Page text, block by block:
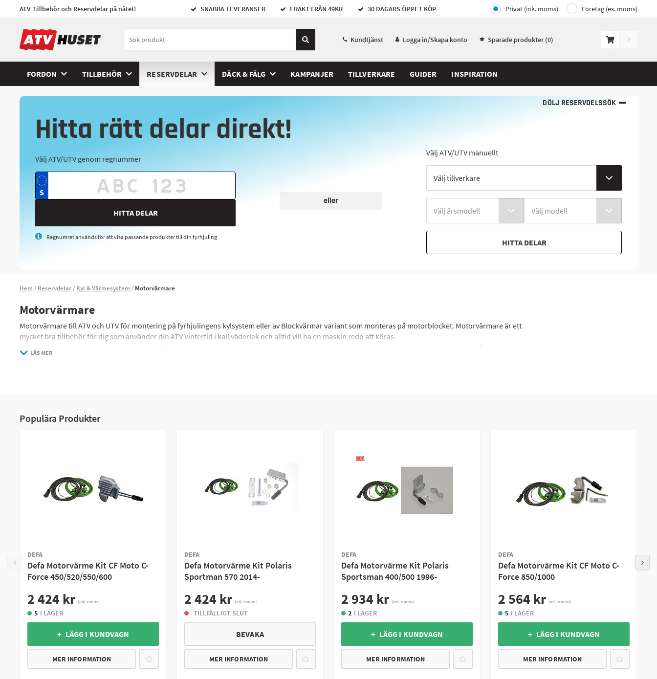
ATV Tillbehör och Reservdelar på nätet! SNABBA LEVERANSER FRAKT FRÅN 49KR 30 DAGARS ÖPPET KÖP Privat (ink. moms) Företag (ex. moms)
Kundtjänst Logga in/Skapa konto Sparade produkter (0)
FORDON TILLBEHÖR RESERVDELAR DÄCK & FÄLG KAMPANJER TILLVERKARE GUIDER INSPIRATION
DÖLJ RESERVDELSSÖK
Hitta rätt delar direkt!
Välj ATV/UTV genom regnummer
HITTA DELAR
Regnumret används för att visa passande produkter till din fyrhjuling
eller
Välj ATV/UTV manuellt
HITTA DELAR
Hem Reservdelar Kyl & Värmesystem Motorvärmare
Motorvärmare
Motorvärmare till ATV och UTV för montering på fyrhjulingens kylsystem eller av Blockvärmar variant som monteras på motorblocket. Motorvärmare är ett
mycket bra tillbehör för dig som använder din ATV Vintertid i kall väderlek och alltid vill ha en maskin redo att köras.
som värmer upp motoroljan och motorblocket. En motorvärmare monterad på en fyrhjuling som används i kall väderlek gör att maskinen får hjälp att komma
Anslutningssatserna till motorvärmarna har en snabbkontakt som du monterar på din ATV eller UTV och enkelt ansluter eller kopplar ifrån fordonet från
En Blockvärmare är en motorvärmare som monteras på din fyrhjulings motorblock, blockvärmaren är modellanpassad och byggd i en form för att passa på din
motor perfekt. Motorvärmen värmer sedan motorn utifrån vilket gör att motoroljan och motorblocket värms upp. Blockvärmare är mycket enkla att montera och
inga större ingrepp behövs i fordonet för att komma ingång.
Kylvattenvärmare
En motorvärmare som värmer kylarvattnet på din ATV monteras på en av din maskins kylarslangar och värmer upp kylarvattnet så att maskinen har rätt
LÄS MER
Populära Produkter
DEFA
Defa Motorvärme Kit CF Moto C-
Force 450/520/550/600
2 424 kr (ink. moms)
5 I LAGER
+ LÄGG I KUNDVAGN
MER INFORMATION
DEFA
Defa Motorvärme Kit Polaris
Sportman 570 2014-
2 424 kr (ink. moms)
TILLFÄLLIGT SLUT
BEVAKA
MER INFORMATION
DEFA
Defa Motorvärme Kit Polaris
Sportsman 400/500 1996-
2 934 kr (ink. moms)
2 I LAGER
+ LÄGG I KUNDVAGN
MER INFORMATION
DEFA
Defa Motorvärme Kit CF Moto C-
Force 850/1000
2 564 kr (ink. moms)
5 I LAGER
+ LÄGG I KUNDVAGN
MER INFORMATION